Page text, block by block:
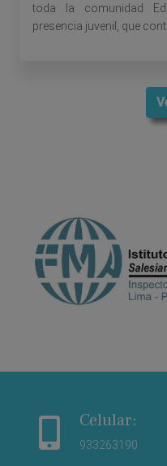
toda la comunidad Educativa, buscaremos de ser
presencia
Celular:
933263190